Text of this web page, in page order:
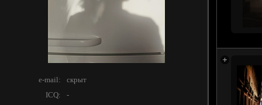
e-mail:
скрыт
ICQ:
-